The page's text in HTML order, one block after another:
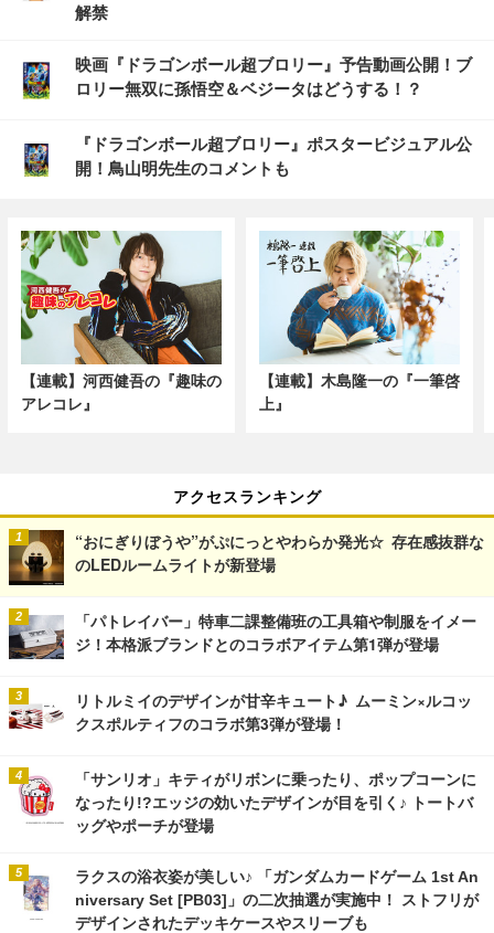
解禁
映画『ドラゴンボール超ブロリー』予告動画公開！ブ
ロリー無双に孫悟空＆ベジータはどうする！？
『ドラゴンボール超ブロリー』ポスタービジュアル公
開！鳥山明先生のコメントも
【連載】河西健吾の『趣味の
アレコレ』
【連載】木島隆一の『一筆啓
上』
アクセスランキング
“おにぎりぼうや”がぷにっとやわらか発光☆ 存在感抜群な
のLEDルームライトが新登場
「パトレイバー」特車二課整備班の工具箱や制服をイメー
ジ！本格派ブランドとのコラボアイテム第1弾が登場
リトルミイのデザインが甘辛キュート♪ ムーミン×ルコッ
クスポルティフのコラボ第3弾が登場！
「サンリオ」キティがリボンに乗ったり、ポップコーンに
なったり!?エッジの効いたデザインが目を引く♪ トートバ
ッグやポーチが登場
ラクスの浴衣姿が美しい♪ 「ガンダムカードゲーム 1st An
niversary Set [PB03]」の二次抽選が実施中！ ストフリが
デザインされたデッキケースやスリーブも